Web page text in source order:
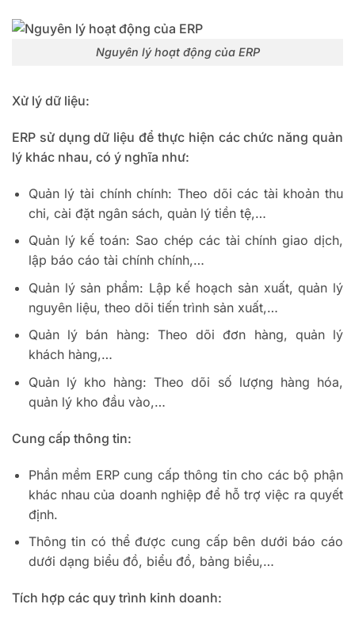
Nguyên lý hoạt động của ERP
Xử lý dữ liệu:
ERP sử dụng dữ liệu để thực hiện các chức năng quản
lý khác nhau, có ý nghĩa như:
Quản lý tài chính chính: Theo dõi các tài khoản thu
chi, cài đặt ngân sách, quản lý tiền tệ,…
Quản lý kế toán: Sao chép các tài chính giao dịch,
lập báo cáo tài chính chính,…
Quản lý sản phẩm: Lập kế hoạch sản xuất, quản lý
nguyên liệu, theo dõi tiến trình sản xuất,…
Quản lý bán hàng: Theo dõi đơn hàng, quản lý
khách hàng,…
Quản lý kho hàng: Theo dõi số lượng hàng hóa,
quản lý kho đầu vào,…
Cung cấp thông tin:
Phần mềm ERP cung cấp thông tin cho các bộ phận
khác nhau của doanh nghiệp để hỗ trợ việc ra quyết
định.
Thông tin có thể được cung cấp bên dưới báo cáo
dưới dạng biểu đồ, biểu đồ, bảng biểu,…
Tích hợp các quy trình kinh doanh: